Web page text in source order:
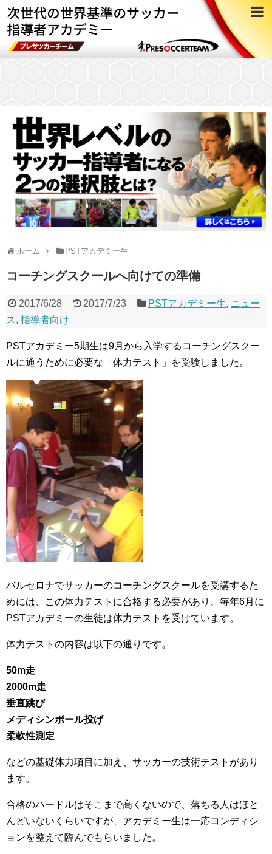
ホーム PSTアカデミー生
コーチングスクールへ向けての準備
2017/6/28 2017/7/23 PSTアカデミー生, ニュー
ス, 指導者向け
PSTアカデミー5期生は9月から入学するコーチングスクー
ルに通うために必要な「体力テスト」を受験しました。
バルセロナでサッカーのコーチングスクールを受講するた
めには、この体力テストに合格する必要があり、毎年6月に
PSTアカデミーの生徒は体力テストを受けています。
体力テストの内容は以下の通りです。
50m走
2000m走
垂直跳び
メディシンボール投げ
柔軟性測定
などの基礎体力項目に加え、サッカーの技術テストがあり
ます。
合格のハードルはそこまで高くないので、落ちる人はほと
んどいないくらいですが、アカデミー生は一応コンディシ
ョンを整えて臨んでもらいました。